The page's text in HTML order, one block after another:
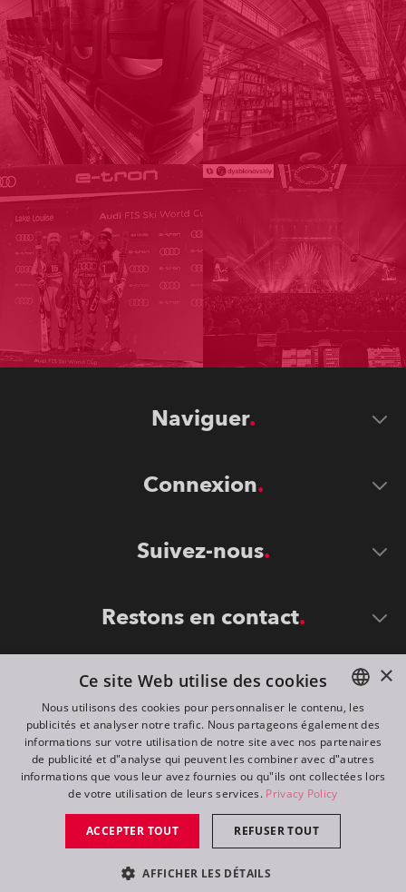
Demande d'infos
Naviguer
Connexion
Suivez-nous
Restons en contact
©2026 ROBE lighting s.r.o.
All rights reserved. Created by Appio
Switch to desktop mode
ENGLISH
DE
RU
×
Ce site Web utilise des cookies
Nous utilisons des cookies pour personnaliser le contenu, les
publicités et analyser notre trafic. Nous partageons également des
informations sur votre utilisation de notre site avec nos partenaires
de publicité et d"analyse qui peuvent les combiner avec d"autres
informations que vous leur avez fournies ou qu"ils ont collectées lors
de votre utilisation de leurs services. Privacy Policy
ACCEPTER TOUT REFUSER TOUT
AFFICHER LES DÉTAILS